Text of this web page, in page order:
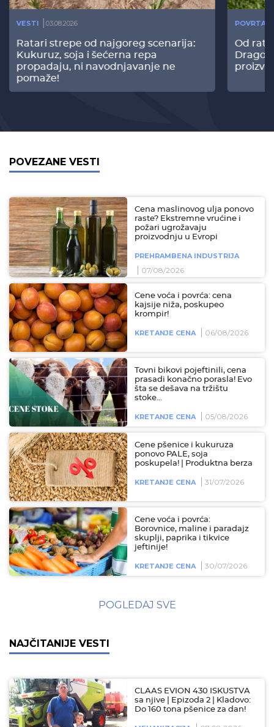
VESTI 03.08.2026
Ratari strepe od najgoreg scenarija:
Kukuruz, soja i šećerna repa
propadaju, ni navodnjavanje ne
pomaže!
Od
POVEZANE VESTI
Cena maslinovog ulja ponovo
raste? Ekstremne vrućine i
požari ugrožavaju
proizvodnju u Evropi
PREHRAMBENA INDUSTRIJA
07/08/2026
Cene voća i povrća: cena
kajsije niža, poskupeo
krompir!
KRETANJE CENA 06/08/2026
Tovni bikovi pojeftinili, cena
prasadi konačno porasla! Evo
šta se dešava na tržištu
stoke...
KRETANJE CENA 05/08/2026
Cene pšenice i kukuruza
ponovo PALE, soja
poskupela! | Produktna berza
KRETANJE CENA 31/07/2026
Cene voća i povrća:
Borovnice, maline i paradajz
skuplji, paprika i tikvice
jeftinije!
KRETANJE CENA 30/07/2026
POGLEDAJ SVE
NAJČITANIJE VESTI
CLAAS EVION 430 ISKUSTVA
sa njive | Epizoda 2 | Kladovo:
Do 160 tona pšenice za dan!